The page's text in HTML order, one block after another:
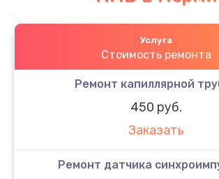
Услуга
Стоимость ремонта
Ремонт капиллярной
450 руб.
Заказать
Ремонт датчика